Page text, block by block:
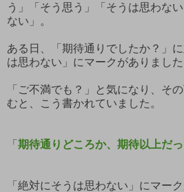
う」「そう思う」「そうは思わな
ない」。
ある日、「期待通りでしたか？」
は思わない」にマークがありました
「ご不満でも？」と気になり、そ
むと、こう書かれていました。
「 期待通りどころか、期待以上だ
「絶対にそうは思わない」にマー